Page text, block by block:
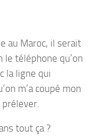
au Maroc, il serait
le téléphone qu’on
la ligne qui
m’a coupé mon
tout ça ?